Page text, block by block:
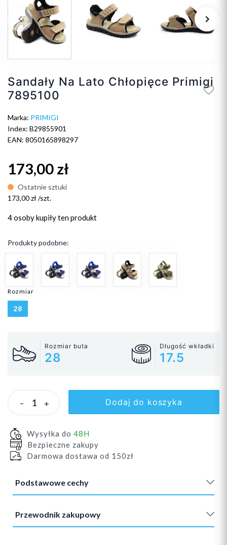
Poprzedni
keyboard_arrow_left keyboard_arrow_right
Sandały Na Lato Chłopięce Primigi
7895100
Marka: PRIMIGI
Index: B29855901
EAN: 8050165898297
173,00 zł
Ostatnie sztuki
173,00 zł /szt.
4 osobykupiły ten produkt
Produkty podobne:
Rozmiar
28
Rozmiar buta
28
Długość wkładki
17.5
- + Dodaj do koszyka
Wysyłka do 48H
Bezpieczne zakupy
Darmowa dostawa od 150zł
Podstawowe cechy
Przewodnik zakupowy